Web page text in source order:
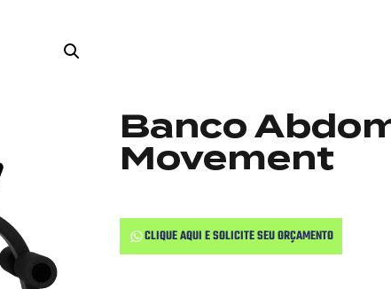
Banco
Movement
CLIQUE AQUI E SOLICITE SEU ORÇAMENTO